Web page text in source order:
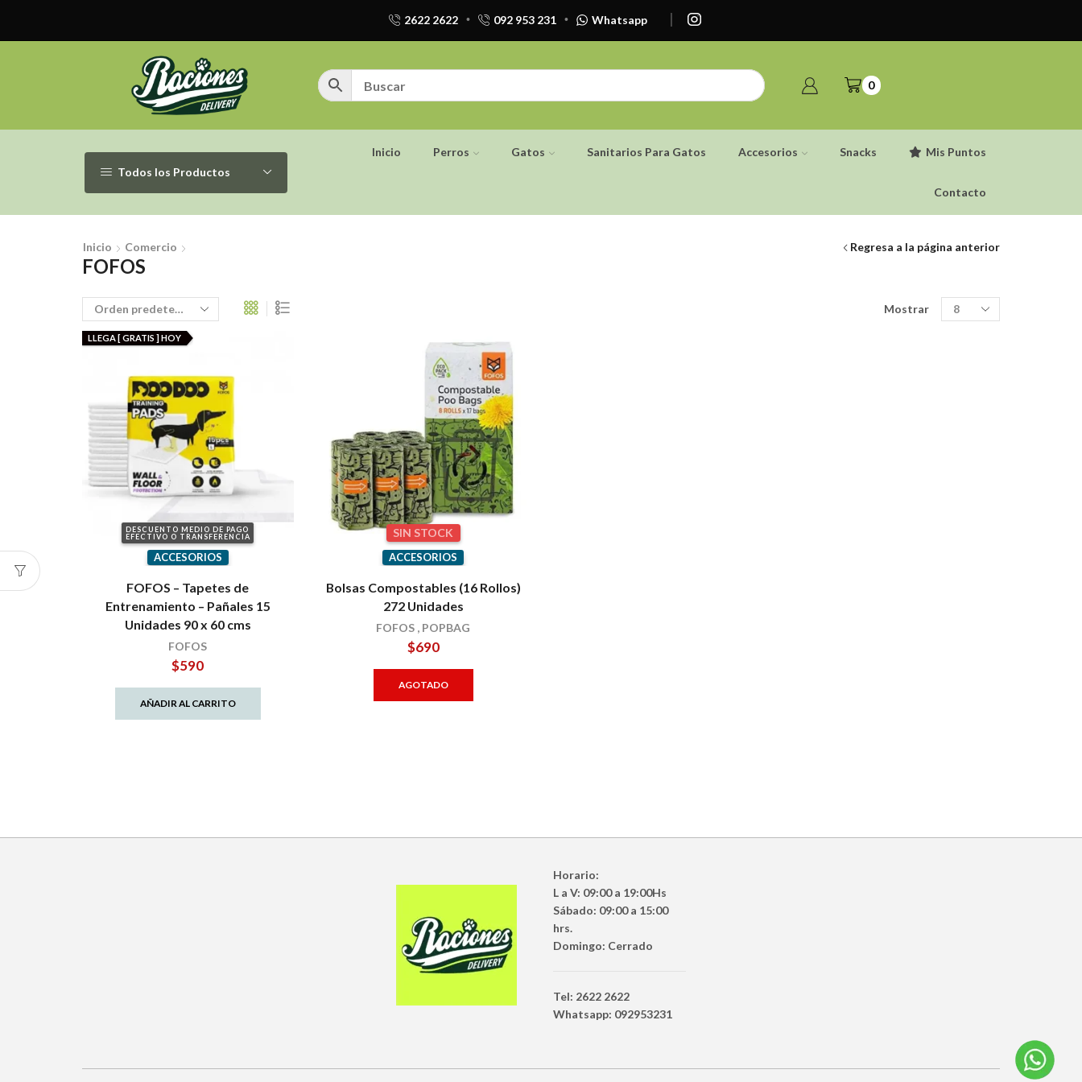
2622 2622 092 953 231 Whatsapp
0
Todos los Productos
Inicio Perros Gatos Sanitarios Para Gatos Accesorios Snacks Mis Puntos
Contacto
Inicio Comercio
FOFOS
Regresa a la página anterior
Mostrar
Productos
por
DESCUENTO MEDIO DE PAGO
EFECTIVO O TRANSFERENCIA
LLEGA [ GRATIS ] HOY
ACCESORIOS
FOFOS – Tapetes de
Entrenamiento – Pañales 15
Unidades 90 x 60 cms
FOFOS
$590
AÑADIR AL CARRITO
SIN STOCK
ACCESORIOS
Bolsas Compostables (16 Rollos)
272 Unidades
FOFOS , POPBAG
$690
AGOTADO
Horario:
L a V: 09:00 a 19:00Hs
Sábado: 09:00 a 15:00
hrs.
Domingo: Cerrado
Tel: 2622 2622
Whatsapp: 092953231